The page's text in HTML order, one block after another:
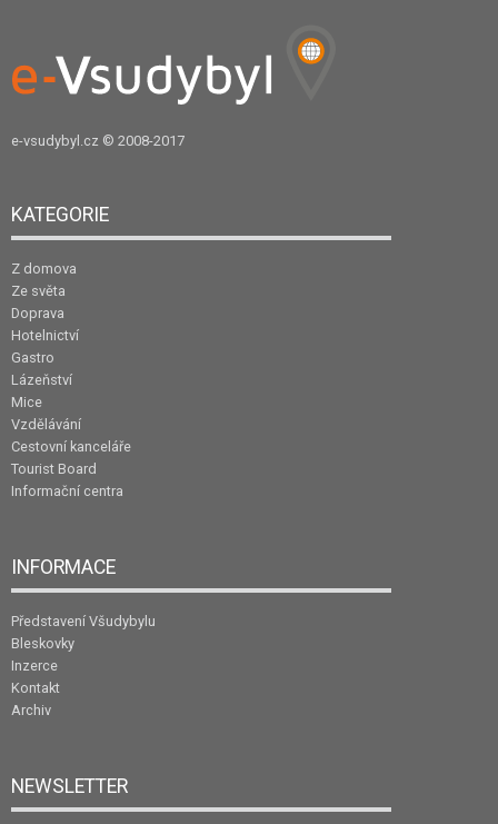
e-vsudybyl.cz © 2008-2017
KATEGORIE
Z domova
Ze světa
Doprava
Hotelnictví
Gastro
Lázeňství
Mice
Vzdělávání
Cestovní kanceláře
Tourist Board
Informační centra
INFORMACE
Představení Všudybylu
Bleskovky
Inzerce
Kontakt
Archiv
NEWSLETTER